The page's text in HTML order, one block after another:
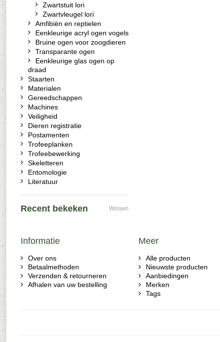
Zwartstuit lori
Zwartvleugel lori
Amfibiën en reptielen
Eenkleurige acryl ogen vogels
Bruine ogen voor zoogdieren
Transparante ogen
Eenkleurige glas ogen op
draad
Staarten
Materialen
Gereedschappen
Machines
Veiligheid
Dieren registratie
Postamenten
Trofeeplanken
Trofeebewerking
Skeletteren
Entomologie
Literatuur
Recent bekeken Wissen
Informatie
Over ons
Betaalmethoden
Verzenden & retourneren
Afhalen van uw bestelling
Meer
Alle producten
Nieuwste producten
Aanbiedingen
Merken
Tags